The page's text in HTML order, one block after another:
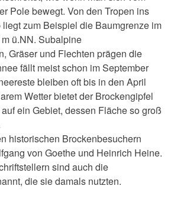
Pole bewegt. Von den Tropen ins
zum Beispiel die Baumgrenze im
ü.NN. Subalpine
Gräser und Flechten prägen die
fällt meist schon im September
bleiben oft bis in den April
Wetter bietet der Brockengipfel
ein Gebiet, dessen Fläche so groß
historischen Brockenbesuchern
von Goethe und Heinrich Heine.
sind auch die
die sie damals nutzten.